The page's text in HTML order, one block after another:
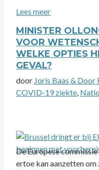
Lees meer
MINISTER
VOOR
WELKE OPTIES
GEVAL?
door Joris Baas & Door
COVID-19 ziekte,
De Europese
ertoe kan aanzetten